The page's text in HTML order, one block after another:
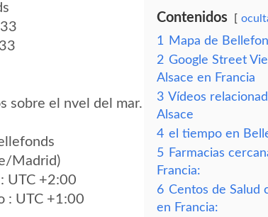
sobre el nvel del mar.
Madrid)
UTC +2:00
: UTC +1:00
Contenidos
1
Mapa de
2 Google Street
Alsace en Francia
3 Vídeos
Alsace
4 el tiempo en
5 Farmacias
Francia:
6 Centos de Salud
en Francia: